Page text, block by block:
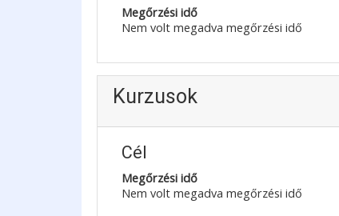
Megőrzési idő
Nem volt megadva megőrzési idő
Kurzusok
Cél
Megőrzési idő
Nem volt megadva megőrzési idő